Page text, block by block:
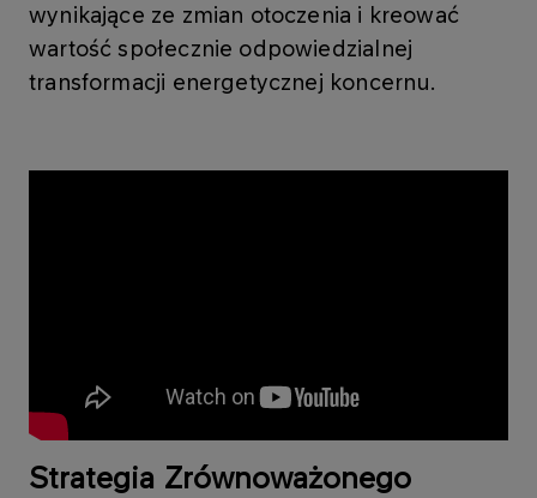
wynikające ze zmian otoczenia i kreować
wartość społecznie odpowiedzialnej
transformacji energetycznej koncernu.
Strategia Zrównoważonego